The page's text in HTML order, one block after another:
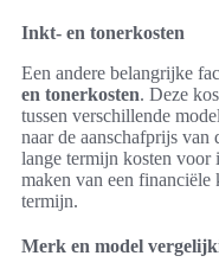
Inkt- en tonerkosten
Een andere belangrijke
en tonerkosten. Deze
tussen verschillende
naar de aanschafprijs
lange termijn kosten
maken van een financiële
termijn.
Merk en model